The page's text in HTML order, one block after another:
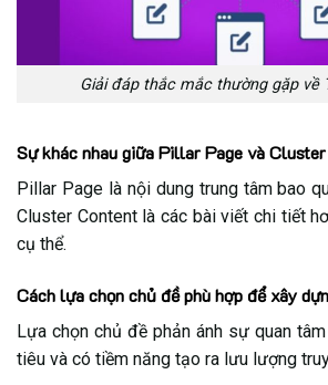
Giải đáp thắc mắc thường gặp về
Sự khác nhau giữa Pillar Page và
Pillar Page là nội dung trung tâm bao
Cluster Content là các bài viết chi tiết
cụ thể.
Cách lựa chọn chủ đề phù hợp để xây
Lựa chọn chủ đề phản ánh sự quan
tiêu và có tiềm năng tạo ra lưu lượng